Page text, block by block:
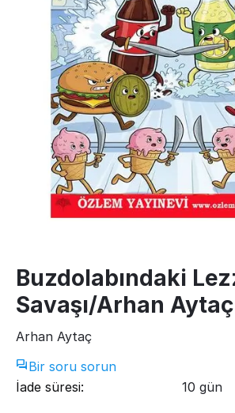
Buzdolabındaki
Savaşı/Arhan Aytaç
Arhan Aytaç
Bir soru sorun
İade süresi:
10 gün